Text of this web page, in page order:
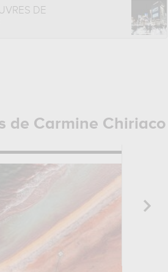
DE
de Carmine Chiriaco